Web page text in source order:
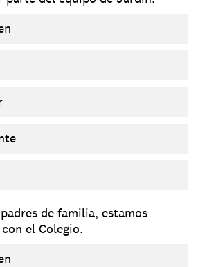
de familia, estamos
el Colegio.